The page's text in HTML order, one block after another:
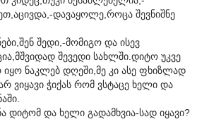
დავაყოლე,როცა შევნიშნე
შედი,-მომიგო და ისევ
შევედი სახლში.დიტო უკვე
ნაკლებ დღეში,მე კი ასე ფხიზლად
ვიყავი ჭიქას რომ ვსტაცე ხელი და
დიტომ და ხელი გადამხვია-სად იყავი?